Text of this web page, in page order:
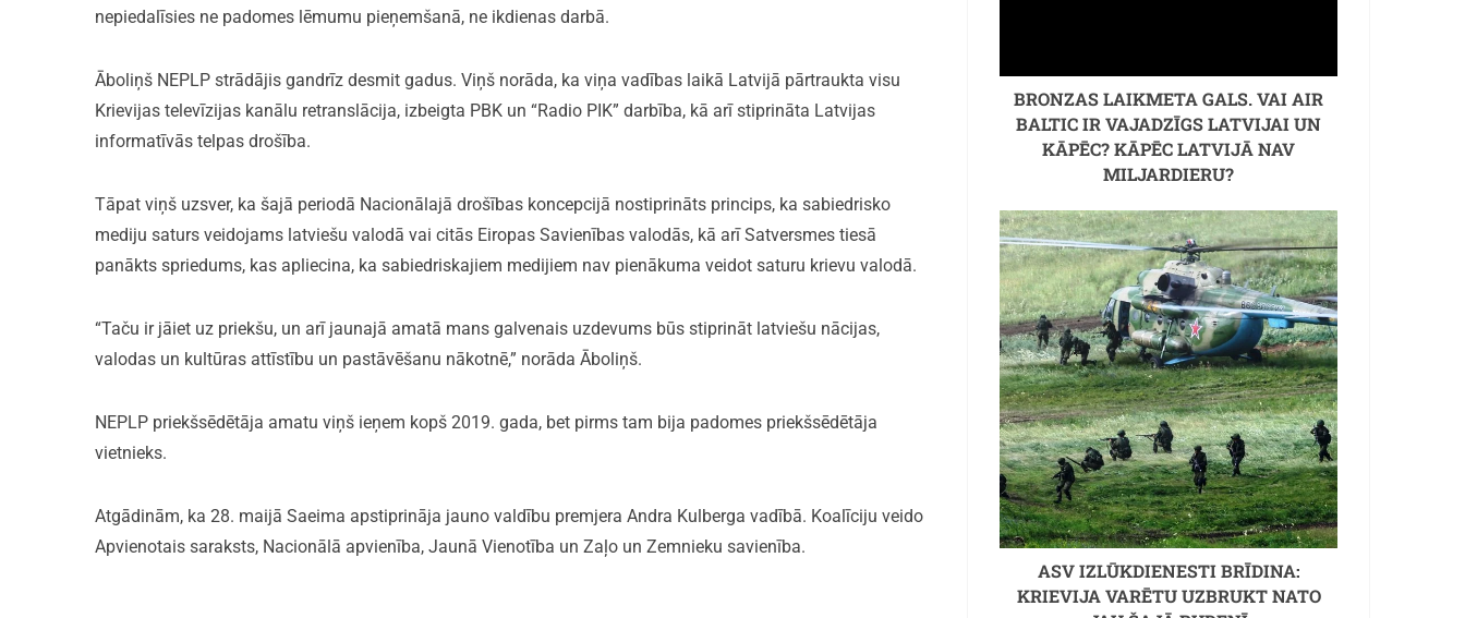
nepiedalīsies ne padomes lēmumu pieņemšanā, ne ikdienas darbā.
Āboliņš NEPLP strādājis gandrīz desmit gadus. Viņš norāda, ka viņa vadības laikā Latvijā pārtraukta visu
Krievijas televīzijas kanālu retranslācija, izbeigta PBK un “Radio PIK” darbība, kā arī stiprināta Latvijas
informatīvās telpas drošība.
Tāpat viņš uzsver, ka šajā periodā Nacionālajā drošības koncepcijā nostiprināts princips, ka sabiedrisko
mediju saturs veidojams latviešu valodā vai citās Eiropas Savienības valodās, kā arī Satversmes tiesā
panākts spriedums, kas apliecina, ka sabiedriskajiem medijiem nav pienākuma veidot saturu krievu valodā.
“Taču ir jāiet uz priekšu, un arī jaunajā amatā mans galvenais uzdevums būs stiprināt latviešu nācijas,
valodas un kultūras attīstību un pastāvēšanu nākotnē,” norāda Āboliņš.
NEPLP priekšsēdētāja amatu viņš ieņem kopš 2019. gada, bet pirms tam bija padomes priekšsēdētāja
vietnieks.
Atgādinām, ka 28. maijā Saeima apstiprināja jauno valdību premjera Andra Kulberga vadībā. Koalīciju veido
Apvienotais saraksts, Nacionālā apvienība, Jaunā Vienotība un Zaļo un Zemnieku savienība.
BRONZAS LAIKMETA GALS. VAI AIR
BALTIC IR VAJADZĪGS LATVIJAI UN
KĀPĒC? KĀPĒC LATVIJĀ NAV
MILJARDIERU?
ASV IZLŪKDIENESTI BRĪDINA:
KRIEVIJA VARĒTU UZBRUKT NATO